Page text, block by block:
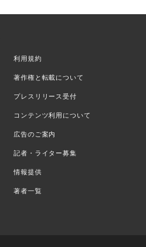
利用規約
著作権と転載について
プレスリリース受付
コンテンツ利用について
広告のご案内
記者・ライター募集
情報提供
著者一覧